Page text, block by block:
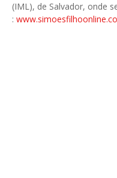
(IML), de Salvador, onde
: